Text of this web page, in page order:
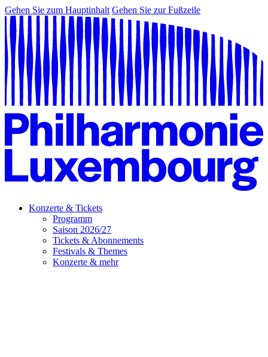
Gehen Sie zum Hauptinhalt Gehen Sie zur Fußzeile
Konzerte & Tickets
Programm
Saison 2026/27
Tickets & Abonnements
Festivals & Themes
Konzerte & mehr